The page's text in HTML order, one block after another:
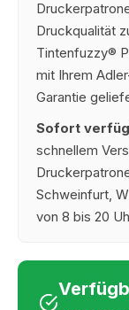
Druckqualität
Tintenfuzzy®
mit Ihrem
Garantie
Sofort
schnellem
Schweinfurt,
von 8 bis 20